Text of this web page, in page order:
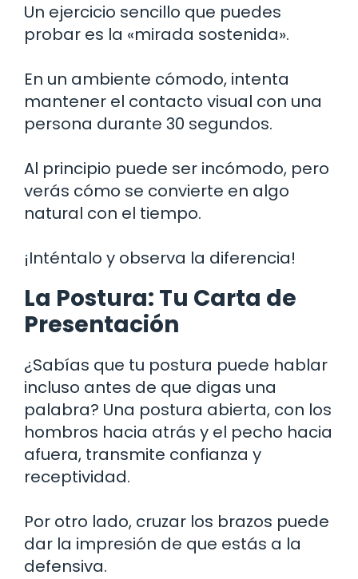
Un ejercicio sencillo que puedes
probar es la «mirada sostenida».
En un ambiente cómodo, intenta
mantener el contacto visual con una
persona durante 30 segundos.
Al principio puede ser incómodo, pero
verás cómo se convierte en algo
natural con el tiempo.
¡Inténtalo y observa la diferencia!
La Postura: Tu Carta de
Presentación
¿Sabías que tu postura puede hablar
incluso antes de que digas una
palabra? Una postura abierta, con los
hombros hacia atrás y el pecho hacia
afuera, transmite confianza y
receptividad.
Por otro lado, cruzar los brazos puede
dar la impresión de que estás a la
defensiva.